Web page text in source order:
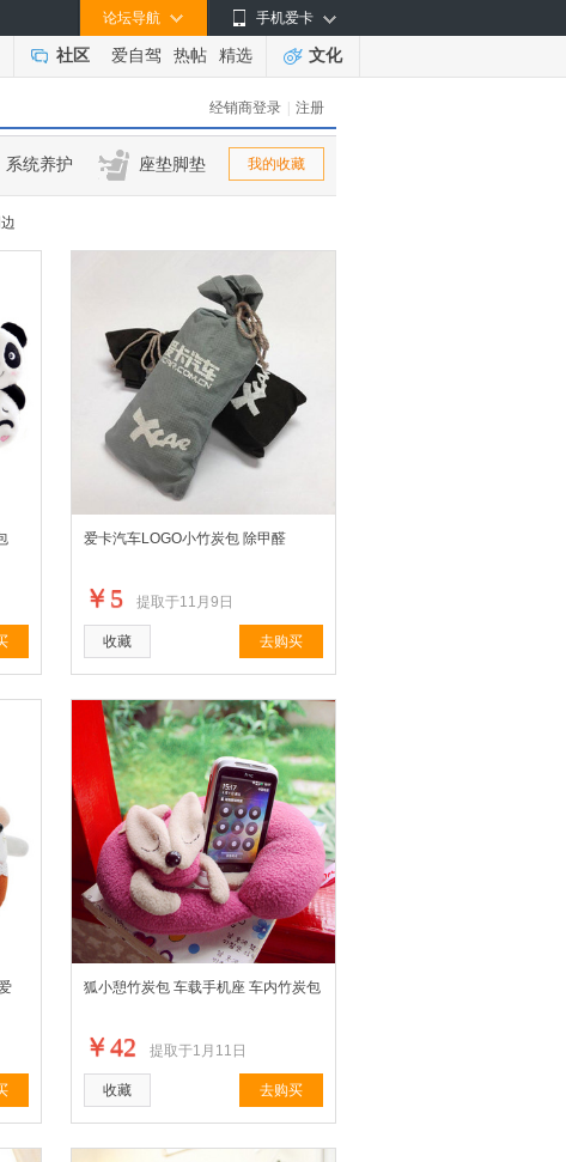
手机爱卡
论坛导航
社区 爱自驾 热帖 精选 文化
经销商登录 注册
系统养护 座垫脚垫 我的收藏
爱卡汽车LOGO小竹炭包 除甲醛
￥5 提取于11月9日
收藏 去购买
狐小憩竹炭包 车载手机座 车内竹炭包
￥42 提取于1月11日
收藏 去购买